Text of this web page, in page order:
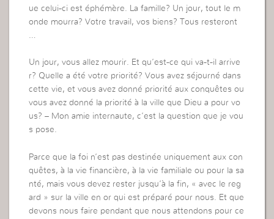
ue celui-ci est éphémère. La famille? Un jour, tout le m
onde mourra? Votre travail, vos biens? Tous resteront
Un jour, vous allez mourir. Et qu’est-ce qui va-t-il arrive
r? Quelle a été votre priorité? Vous avez séjourné dans
cette vie, et vous avez donné priorité aux conquêtes ou
vous avez donné la priorité à la ville que Dieu a pour vo
us? – Mon amie internaute, c’est la question que je vou
s pose.
Parce que la foi n’est pas destinée uniquement aux con
quêtes, à la vie financière, à la vie familiale ou pour la sa
nté, mais vous devez rester jusqu’à la fin, « avec le reg
ard » sur la ville en or qui est préparé pour nous. Et que
devons nous faire pendant que nous attendons pour ce